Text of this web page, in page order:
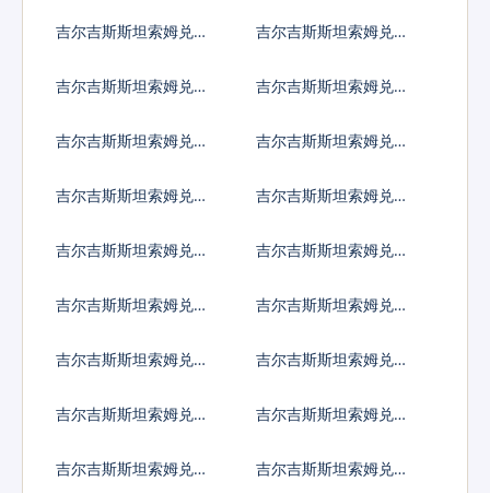
吉尔吉斯斯坦索姆兑英
吉尔吉斯斯坦索姆兑港
吉尔吉斯斯坦索姆兑韩
吉尔吉斯斯坦索姆兑澳
吉尔吉斯斯坦索姆兑加
吉尔吉斯斯坦索姆兑新
吉尔吉斯斯坦索姆兑保
吉尔吉斯斯坦索姆兑捷
吉尔吉斯斯坦索姆兑丹
吉尔吉斯斯坦索姆兑匈
吉尔吉斯斯坦索姆兑波
吉尔吉斯斯坦索姆兑罗
吉尔吉斯斯坦索姆兑瑞
吉尔吉斯斯坦索姆兑瑞
吉尔吉斯斯坦索姆兑挪
吉尔吉斯斯坦索姆兑克
吉尔吉斯斯坦索姆兑卢
吉尔吉斯斯坦索姆兑土